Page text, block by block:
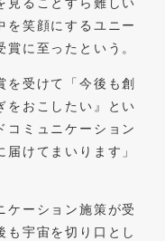
を笑顔にするユニー
に至ったという。
を受けて「今後も創
をおこしたい』とい
コミュニケーション
けてまいります」
ケーション施策が受
も宇宙を切り口とし